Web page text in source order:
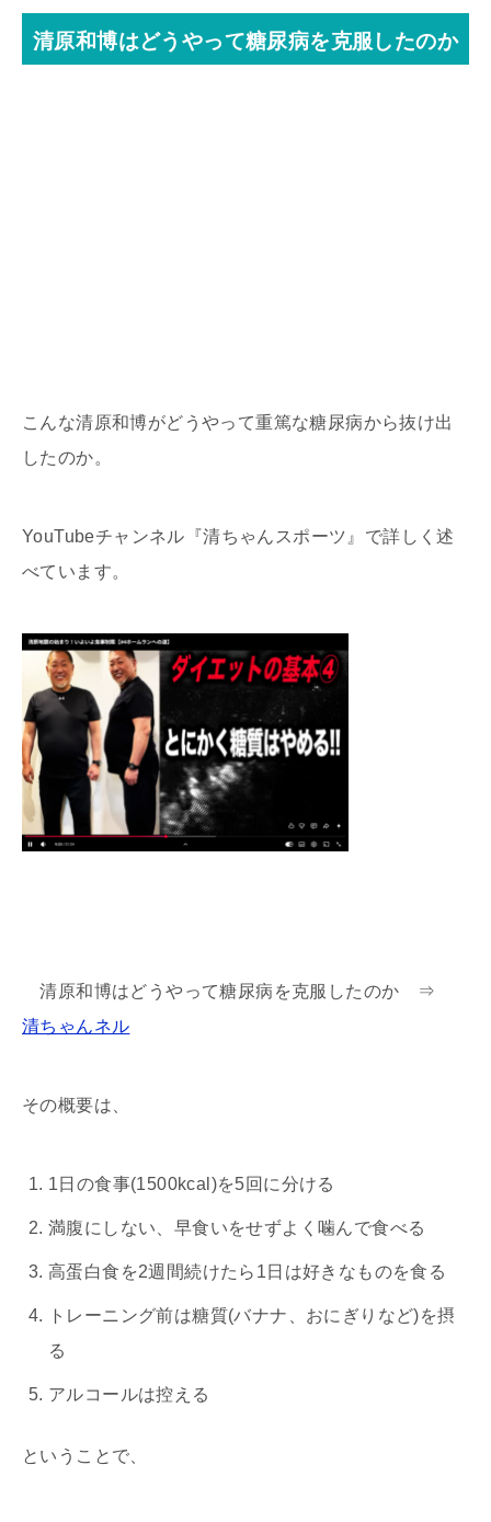
清原和博はどうやって糖尿病を克服したのか
こんな清原和博がどうやって重篤な糖尿病から抜け出
したのか。
YouTubeチャンネル『清ちゃんスポーツ』で詳しく述
べています。
清原和博はどうやって糖尿病を克服したのか ⇒
清ちゃんネル
その概要は、
1日の食事(1500kcal)を5回に分ける
満腹にしない、早食いをせずよく噛んで食べる
高蛋白食を2週間続けたら1日は好きなものを食る
トレーニング前は糖質(バナナ、おにぎりなど)を摂
る
アルコールは控える
ということで、